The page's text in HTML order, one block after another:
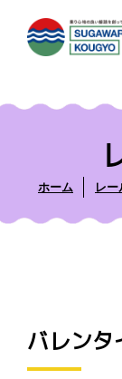
ホーム レ
バレンタ